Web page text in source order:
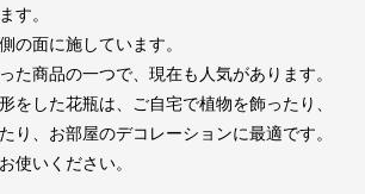
す。
の面に施しています。
た商品の一つで、現在も人気があります。
をした花瓶は、ご自宅で植物を飾ったり、
り、お部屋のデコレーションに最適です。
使いください。